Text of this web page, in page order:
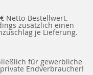
Netto-Bestellwert.
zusätzlich einen
je Lieferung.
für gewerbliche
Endverbraucher!